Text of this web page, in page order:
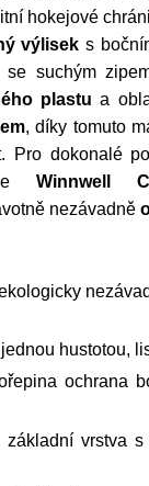
hokejové
výlisek s
se suchým
plastu a
, díky tomuto
Pro dokonalé
Winnwell
nezávadně
hustotou,
ochrana
základní vrstva